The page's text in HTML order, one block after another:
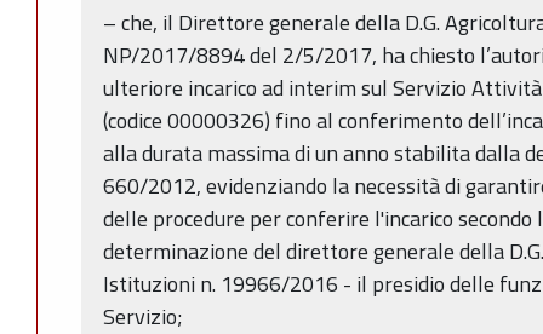
– che, il Direttore generale della D.G.
NP/2017/8894 del 2/5/2017, ha chiesto
ulteriore incarico ad interim sul Servizio
(codice 00000326) fino al conferimento
alla durata massima di un anno stabilita dalla
660/2012, evidenziando la necessità di
delle procedure per conferire l'incarico
determinazione del direttore generale della
Istituzioni n. 19966/2016 - il presidio delle
Servizio;